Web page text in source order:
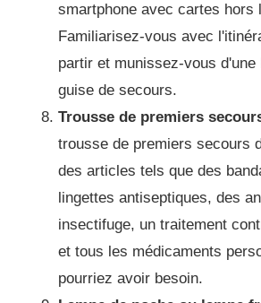
smartphone avec cartes hors
Familiarisez-vous avec
partir et munissez-vous d'une
guise de secours.
Trousse de premiers
trousse de premiers secours
des articles tels que des
lingettes antiseptiques, des
insectifuge, un traitement
et tous les médicaments
pourriez avoir besoin.